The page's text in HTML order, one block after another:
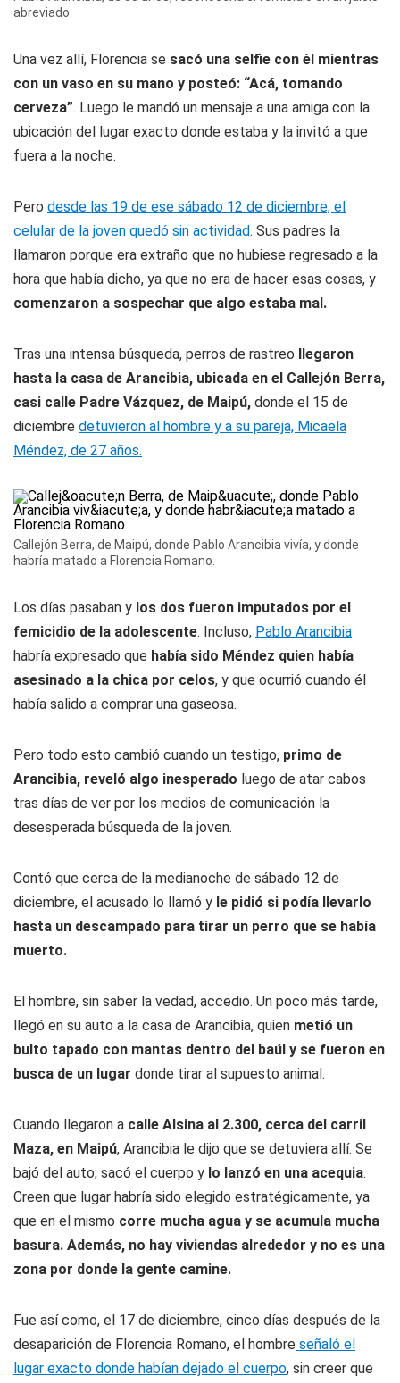
abreviado.
Una vez allí, Florencia se sacó una selfie con él mientras
con un vaso en su mano y posteó: “Acá, tomando
cerveza”. Luego le mandó un mensaje a una amiga con la
ubicación del lugar exacto donde estaba y la invitó a que
fuera a la noche.
Pero desde las 19 de ese sábado 12 de diciembre, el
celular de la joven quedó sin actividad. Sus padres la
llamaron porque era extraño que no hubiese regresado a la
hora que había dicho, ya que no era de hacer esas cosas, y
comenzaron a sospechar que algo estaba mal.
Tras una intensa búsqueda, perros de rastreo llegaron
hasta la casa de Arancibia, ubicada en el Callejón Berra,
casi calle Padre Vázquez, de Maipú, donde el 15 de
diciembre detuvieron al hombre y a su pareja, Micaela
Méndez, de 27 años.
Callejón Berra, de Maipú, donde Pablo Arancibia vivía, y donde
habría matado a Florencia Romano.
Los días pasaban y los dos fueron imputados por el
femicidio de la adolescente. Incluso, Pablo Arancibia
habría expresado que había sido Méndez quien había
asesinado a la chica por celos, y que ocurrió cuando él
había salido a comprar una gaseosa.
Pero todo esto cambió cuando un testigo, primo de
Arancibia, reveló algo inesperado luego de atar cabos
tras días de ver por los medios de comunicación la
desesperada búsqueda de la joven.
Contó que cerca de la medianoche de sábado 12 de
diciembre, el acusado lo llamó y le pidió si podía llevarlo
hasta un descampado para tirar un perro que se había
muerto.
El hombre, sin saber la vedad, accedió. Un poco más tarde,
llegó en su auto a la casa de Arancibia, quien metió un
bulto tapado con mantas dentro del baúl y se fueron en
busca de un lugar donde tirar al supuesto animal.
Cuando llegaron a calle Alsina al 2.300, cerca del carril
Maza, en Maipú, Arancibia le dijo que se detuviera allí. Se
bajó del auto, sacó el cuerpo y lo lanzó en una acequia.
Creen que lugar habría sido elegido estratégicamente, ya
que en el mismo corre mucha agua y se acumula mucha
basura. Además, no hay viviendas alrededor y no es una
zona por donde la gente camine.
Fue así como, el 17 de diciembre, cinco días después de la
desaparición de Florencia Romano, el hombre señaló el
lugar exacto donde habían dejado el cuerpo, sin creer que